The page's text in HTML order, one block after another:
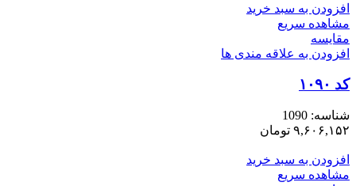
افزودن به سبد خرید
مشاهده سریع
مقایسه
افزودن به علاقه مندی ها
کد ۱۰۹۰
شناسه: 1090
۹,۶۰۶,۱۵۲ تومان
افزودن به سبد خرید
مشاهده سریع